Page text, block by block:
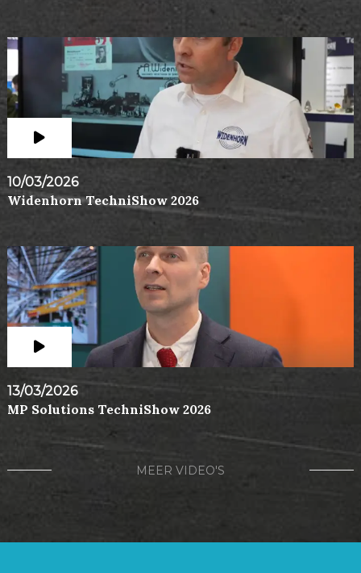
10/03/2026
Widenhorn TechniShow 2026
13/03/2026
MP Solutions TechniShow 2026
MEER VIDEO'S